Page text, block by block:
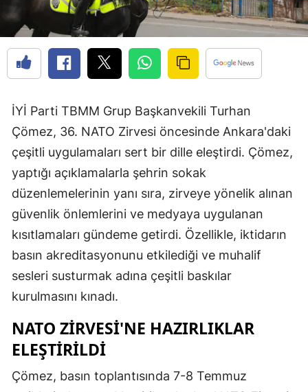
İYİ Parti TBMM Grup Başkanvekili Turhan
Çömez, 36. NATO Zirvesi öncesinde Ankara'daki
çeşitli uygulamaları sert bir dille eleştirdi. Çömez,
yaptığı açıklamalarla şehrin sokak
düzenlemelerinin yanı sıra, zirveye yönelik alınan
güvenlik önlemlerini ve medyaya uygulanan
kısıtlamaları gündeme getirdi. Özellikle, iktidarın
basın akreditasyonunu etkilediği ve muhalif
sesleri susturmak adına çeşitli baskılar
kurulmasını kınadı.
NATO ZIRVESI'NE HAZIRLIKLAR
ELEŞTIRILDI
Çömez, basın toplantısında 7-8 Temmuz